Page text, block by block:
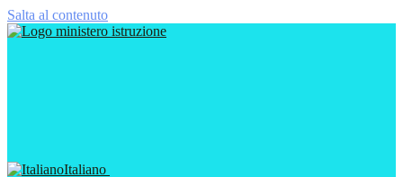
Salta al contenuto
Italiano